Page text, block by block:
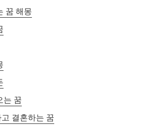
꿈 해몽
는 꿈
결혼하는 꿈